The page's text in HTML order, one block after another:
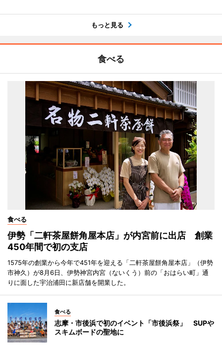
もっと見る
食べる
食べる
伊勢「二軒茶屋餅角屋本店」が内宮前に出店 創業
450年間で初の支店
1575年の創業から今年で451年を迎える「二軒茶屋餅角屋本店」（伊勢
市神久）が8月6日、伊勢神宮内宮（ないくう）前の「おはらい町」通
りに面した宇治浦田に新店舗を開業した。
食べる
志摩・市後浜で初のイベント「市後浜祭」 SUPや
スキムボードの聖地に